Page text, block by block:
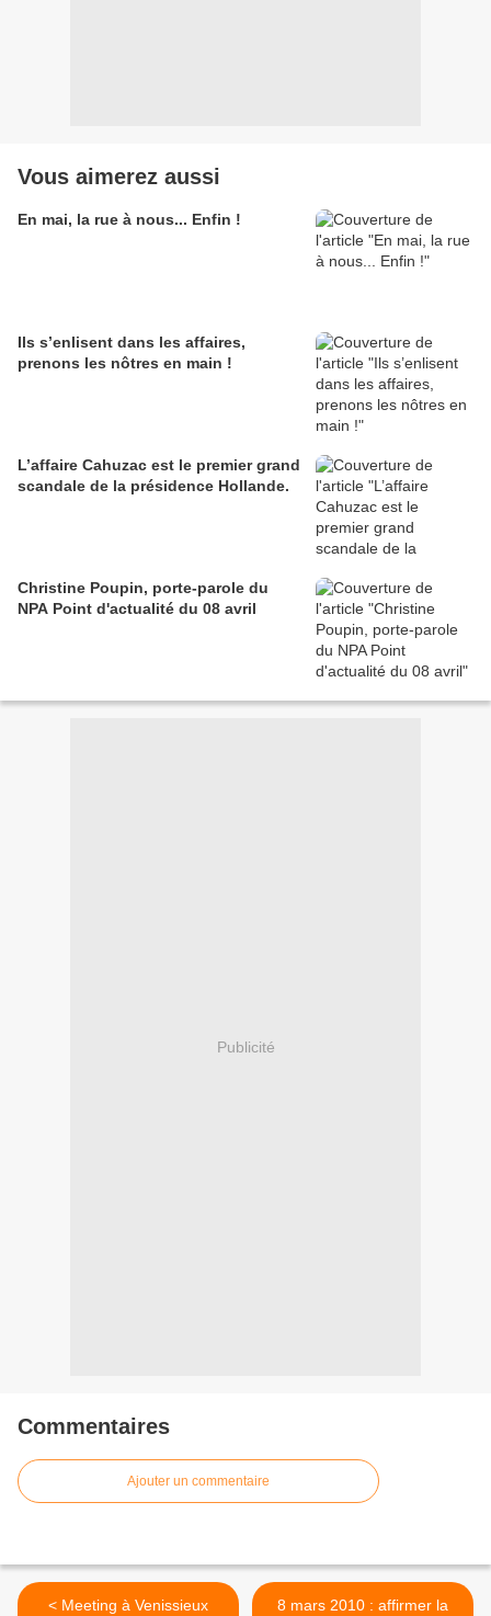
Vous aimerez aussi
En mai, la rue à nous... Enfin !
Ils s’enlisent dans les affaires,
prenons les nôtres en main !
L’affaire Cahuzac est le premier grand
scandale de la présidence Hollande.
Christine Poupin, porte-parole du
NPA Point d'actualité du 08 avril
Publicité
Commentaires
Ajouter un commentaire
< Meeting à Venissieux
8 mars 2010 : affirmer la